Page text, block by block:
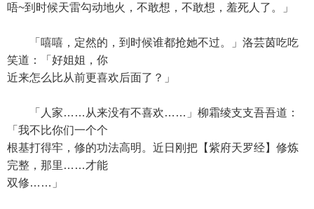
唔~到时候天雷勾动地火，不敢想，不敢想，羞死人了。」
「嘻嘻，定然的，到时候谁都抢她不过。」洛芸茵吃吃
笑道：「好姐姐，你
近来怎么比从前更喜欢后面了？」
「人家……从来没有不喜欢……」柳霜绫支支吾吾道：
「我不比你们一个个
根基打得牢，修的功法高明。近日刚把【紫府天罗经】修炼
完整，那里……才能
双修……」